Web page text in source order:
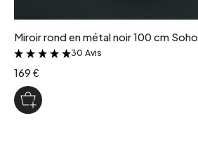
Miroir rond en métal noir 100 cm Soho
&
30 Avis
169 €